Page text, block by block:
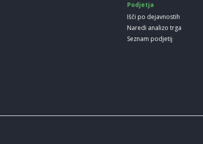
Podjetja
Išči po dejavnostih
Naredi analizo trga
Seznam podjetij